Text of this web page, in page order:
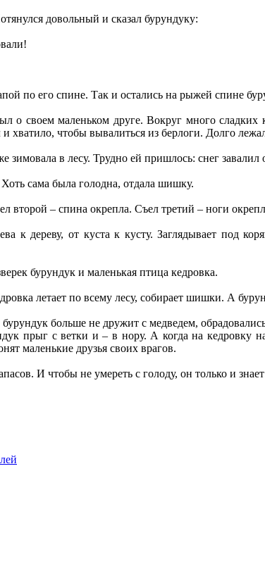
довольный и сказал бурундуку:
по его спине. Так и остались на рыжей спине
о своем маленьком друге. Вокруг много сладких
хватило, чтобы вывалиться из берлоги. Долго
зимовала в лесу. Трудно ей пришлось: снег
сама была голодна, отдала шишку.
второй – спина окрепла. Съел третий – ноги
к дереву, от куста к кусту. Заглядывает
бурундук и маленькая птица кедровка.
летает по всему лесу, собирает шишки. А
больше не дружит с медведем,
прыг с ветки и – в нору. А когда на кедровку
маленькие друзья своих врагов.
И чтобы не умереть с голоду, он только и